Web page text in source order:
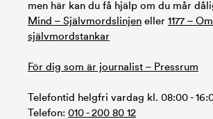
men här kan du få hjälp om du mår
Mind – Självmordslinjen eller 1177 –
självmordstankar
För dig som är journalist – Pressrum
Telefontid helgfri vardag kl. 08:00 -
Telefon: 010 - 200 80 12